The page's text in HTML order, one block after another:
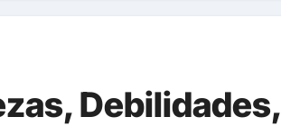
Debilidades,